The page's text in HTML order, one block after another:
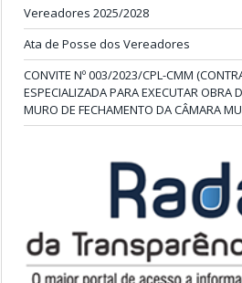
Vereadores 2025/2028
Ata de Posse dos Vereadores
CONVITE Nº 003/2023/CPL-CMM
ESPECIALIZADA PARA EXECUTAR OBRA
MURO DE FECHAMENTO DA CÂMARA